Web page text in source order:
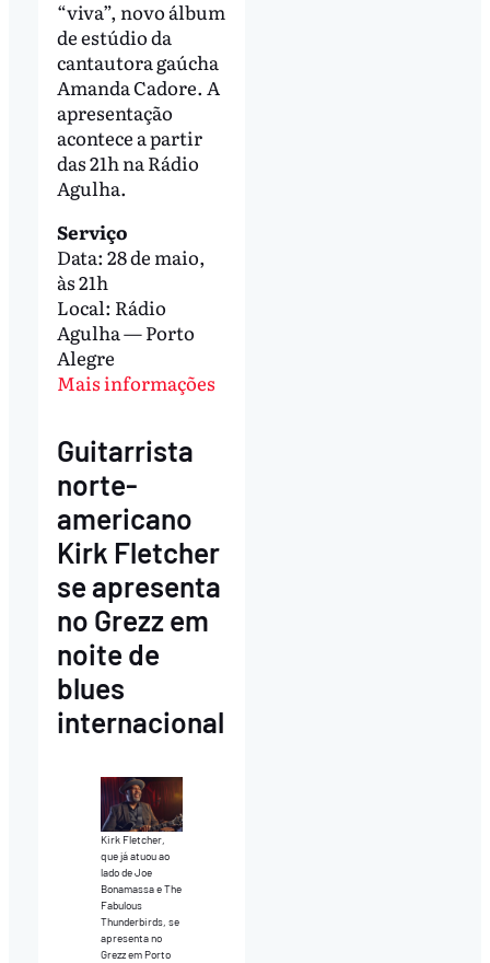
“viva”, novo álbum
de estúdio da
cantautora gaúcha
Amanda Cadore. A
apresentação
acontece a partir
das 21h na Rádio
Agulha.
Serviço
Data: 28 de maio,
às 21h
Local: Rádio
Agulha — Porto
Alegre
Mais informações
Guitarrista
norte-
americano
Kirk Fletcher
se apresenta
no Grezz em
noite de
blues
internacional
Kirk Fletcher,
que já atuou ao
lado de Joe
Bonamassa e The
Fabulous
Thunderbirds, se
apresenta no
Grezz em Porto